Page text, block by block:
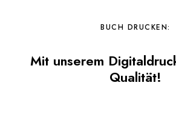
BUCH DRUCKEN:
Mit unserem
Qualität!